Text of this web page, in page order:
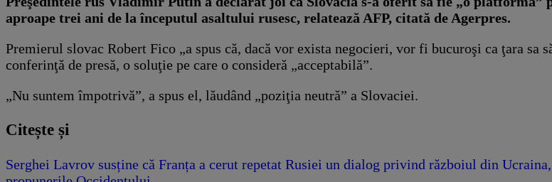
aproape trei ani de la începutul asaltului rusesc, relatează AFP, citată de Agerpres.
Premierul slovac Robert Fico „a spus că, dacă vor exista negocieri, vor fi bucuroşi ca ţara sa
conferinţă de presă, o soluţie pe care o consideră „acceptabilă”.
„Nu suntem împotrivă”, a spus el, lăudând „poziţia neutră” a Slovaciei.
Citește și
Serghei Lavrov susține că Franța a cerut repetat Rusiei un dialog privind războiul din